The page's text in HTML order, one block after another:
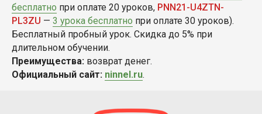
бесплатно при оплате 20 уроков, PNN21-U4ZTN-
PL3ZU — 3 урока бесплатно при оплате 30 уроков).
Бесплатный пробный урок. Скидка до 5% при
длительном обучении.
Преимущества: возврат денег.
Официальный сайт: ninnel.ru.